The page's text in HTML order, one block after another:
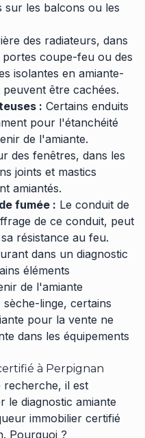
sur les balcons ou les
des radiateurs, dans
coupe-feu ou des
isolantes en amiante-
être cachées.
: Certains enduits
pour l'étanchéité
de l'amiante.
des fenêtres, dans les
joints et mastics
amiantés.
fumée : Le conduit de
de ce conduit, peut
résistance au feu.
dans un diagnostic
éléments
de l'amiante
linge, certains
pour la vente ne
dans les équipements
à Perpignan
recherche, il est
le diagnostic amiante
immobilier certifié
Pourquoi ?